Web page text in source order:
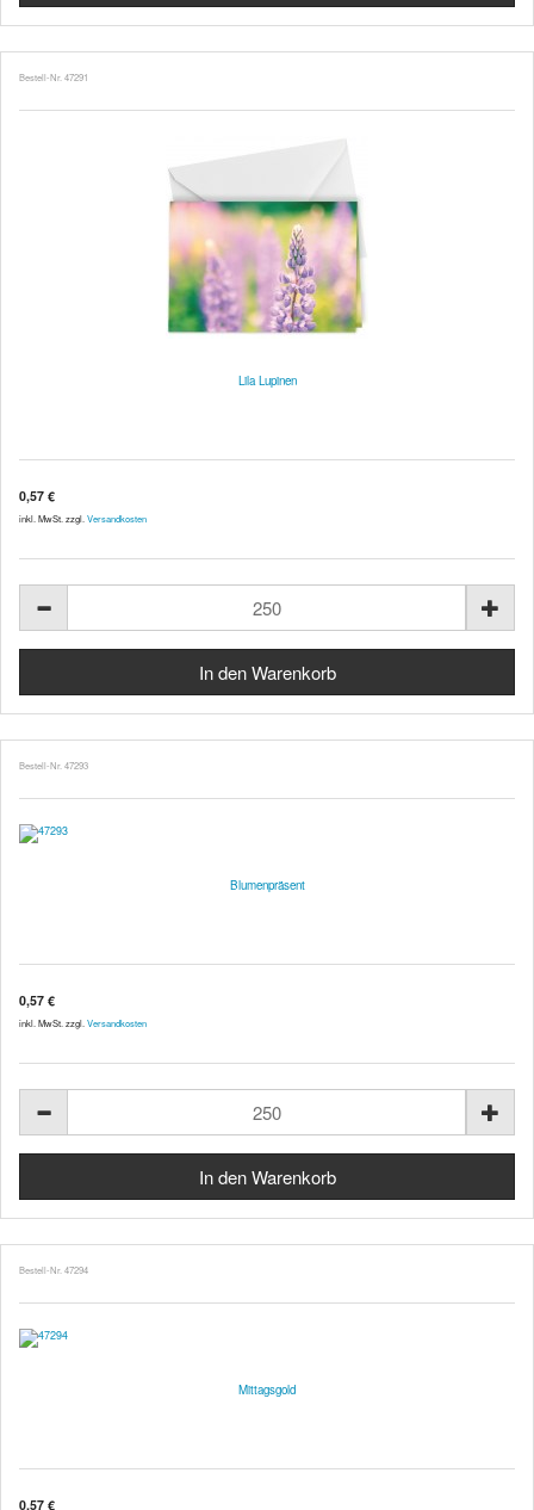
Bestell-Nr. 47291
Lila Lupinen
0,57 €
inkl. MwSt. zzgl. Versandkosten
Bestell-Nr. 47293
Blumenpräsent
0,57 €
inkl. MwSt. zzgl. Versandkosten
Bestell-Nr. 47294
Mittagsgold
0,57 €